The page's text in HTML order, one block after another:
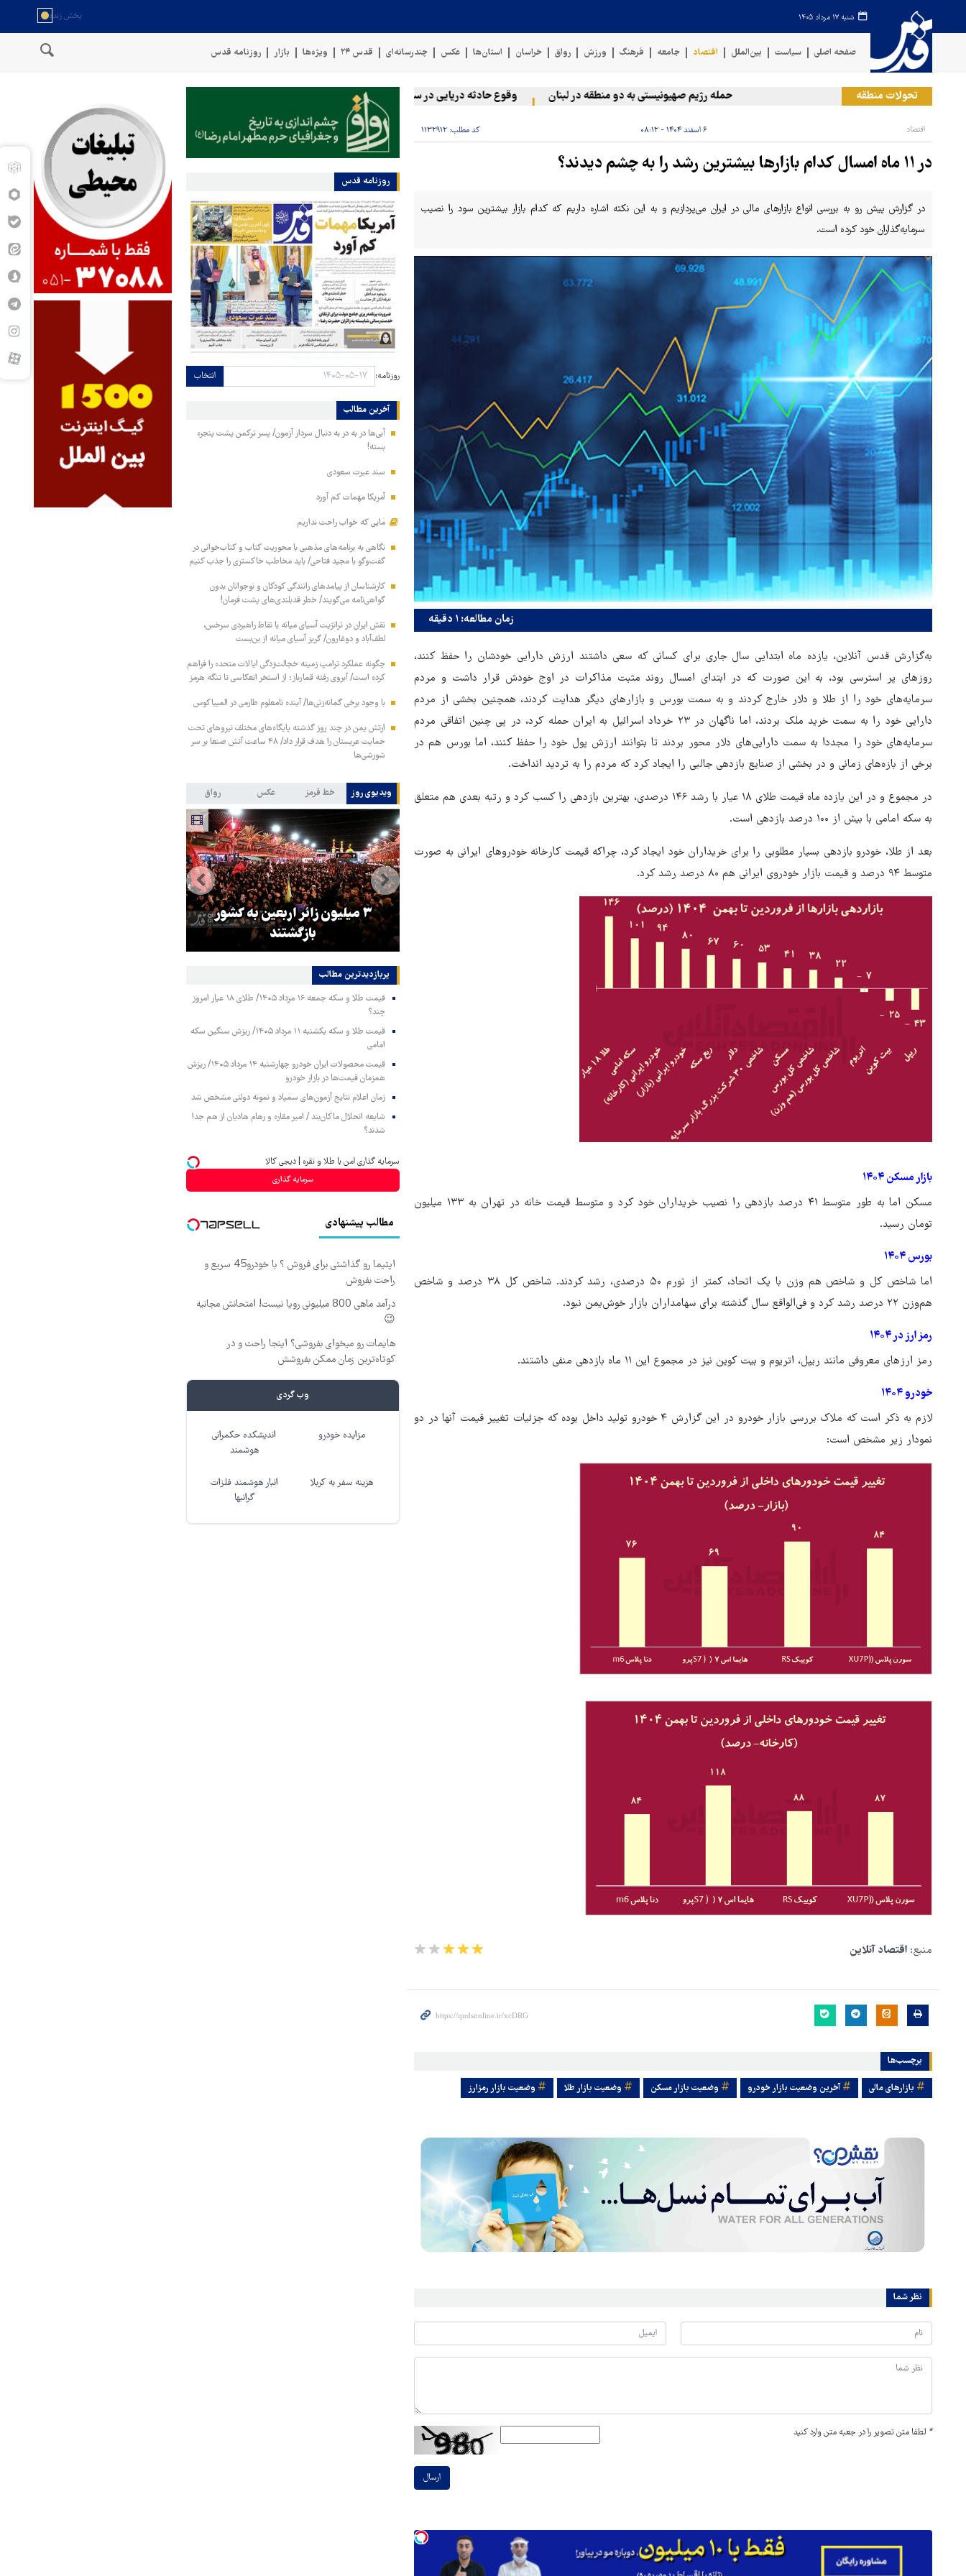
شنبه ۱۷ مرداد ۱۴۰۵
صفحه اصلی سیاست بین‌الملل اقتصاد جامعه فرهنگ ورزش رواق خراسان استان‌ها عکس چندرسانه‌ای قدس ۲۴ ویژه‌ها بازار روزنامه قدس
تحولات منطقه حمله رژیم صهیونیستی به دو منطقه در لبنان وقوع حادثه دریایی در سواحل عمان سخنگوی نیروهای مسلح یمن: کشتی نفتی عربستان را با موشک بالستیک هدف قرار
اقتصاد ۶ اسفند ۱۴۰۴ - ۰۸:۱۲ کد مطلب: ۱۱۳۲۹۱۲
در ۱۱ ماه امسال کدام بازارها بیشترین رشد را به چشم دیدند؟
در گزارش پیش رو به بررسی انواع بازارهای مالی در ایران می‌پردازیم و به این نکته اشاره داریم که کدام بازار بیشترین سود را نصیب
سرمایه‌گذاران خود کرده است.
زمان مطالعه: ۱ دقیقه
به‌گزارش قدس آنلاین، یازده ماه ابتدایی سال جاری برای کسانی که سعی داشتند ارزش دارایی خودشان را حفظ کنند،
روزهای پر استرسی بود، به این صورت که در ابتدای امسال روند مثبت مذاکرات در اوج خودش قرار داشت و مردم
سرمایه‌های خود را از طلا و دلار خارج کردند و به سمت بورس و بازارهای دیگر هدایت کردند، همچنین بخشی از مردم
دارایی خود را به سمت خرید ملک بردند، اما ناگهان در ۲۳ خرداد اسرائیل به ایران حمله کرد، در پی چنین اتفاقی مردم
سرمایه‌های خود را مجددا به سمت دارایی‌های دلار محور بردند تا بتوانند ارزش پول خود را حفظ کنند، اما بورس هم در
برخی از بازه‌های زمانی و در بخشی از صنایع بازدهی جالبی را ایجاد کرد که مردم را به تردید انداخت.
در مجموع و در این یازده ماه قیمت طلای ۱۸ عیار با رشد ۱۴۶ درصدی، بهترین بازدهی را کسب کرد و رتبه بعدی هم متعلق
به سکه امامی با بیش از ۱۰۰ درصد بازدهی است.
بعد از طلا، خودرو بازدهی بسیار مطلوبی را برای خریداران خود ایجاد کرد، چراکه قیمت کارخانه خودروهای ایرانی به صورت
متوسط ۹۴ درصد و قیمت بازار خودروی ایرانی هم ۸۰ درصد رشد کرد.
بازار مسکن ۱۴۰۴
مسکن اما به طور متوسط ۴۱ درصد بازدهی را نصیب خریداران خود کرد و متوسط قیمت خانه در تهران به ۱۳۳ میلیون
تومان رسید.
بورس ۱۴۰۴
اما شاخص کل و شاخص هم وزن با یک اتحاد، کمتر از تورم ۵۰ درصدی، رشد کردند. شاخص کل ۳۸ درصد و شاخص
هم‌وزن ۲۲ درصد رشد کرد و فی‌الواقع سال گذشته برای سهامداران بازار خوش‌یمن نبود.
رمز ارز در ۱۴۰۴
رمز ارزهای معروفی مانند ریپل، اتریوم و بیت کوین نیز در مجموع این ۱۱ ماه بازدهی منفی داشتند.
خودرو ۱۴۰۴
لازم به ذکر است که ملاک بررسی بازار خودرو در این گزارش ۴ خودرو تولید داخل بوده که جزئیات تغییر قیمت آنها در دو
نمودار زیر مشخص است:
منبع: اقتصاد آنلاین
برچسب‌ها
بازارهای مالی آخرین وضعیت بازار خودرو وضعیت بازار مسکن وضعیت بازار طلا وضعیت بازار رمزارز
نظر شما
* لطفا متن تصویر را در جعبه متن وارد کنید
ارسال
روزنامه قدس
روزنامه: انتخاب
آخرین مطالب
آبی‌ها در به در به دنبال سردار آزمون/ پسر ترکمن پشت پنجره
بسته!
سند عبرت سعودی
آمریکا مهمات کم آورد
مایی که خواب راحت نداریم
نگاهی به برنامه‌های مذهبی با محوریت کتاب و کتاب‌خوانی در
گفت‌وگو با مجید فتاحی/ باید مخاطب خاکستری را جذب کنیم
کارشناسان از پیامدهای رانندگی کودکان و نوجوانان بدون
گواهی‌نامه می‌گویند/ خطر قدبلندی‌های پشت فرمان!
نقش ایران در ترانزیت آسیای میانه با نقاط راهبردی سرخس،
لطف‌آباد و دوغارون/ گریز آسیای میانه از بن‌بست
چگونه عملکرد ترامپ زمینه خجالت‌زدگی ایالات متحده را فراهم
کرده است/ آبروی رفته قمارباز؛ از استخر انعکاسی تا تنگه هرمز
با وجود برخی گمانه‌زنی‌ها/ آینده نامعلوم طارمی در المپیاکوس
ارتش یمن در چند روز گذشته پایگاه‌های مختلف نیروهای تحت
حمایت عربستان را هدف قرار داد/ ۴۸ ساعت آتش صنعا بر سر
شورشی‌ها
ویدیوی روز خط قرمز عکس رواق
هماهنگی محور مقاومت، آمریکا را
در منطقه درمانده کرد
۳ میلیون زائر اربعین به کشور
بازگشتند
پربازدیدترین‌ مطالب
قیمت طلا و سکه جمعه ۱۶ مرداد ۱۴۰۵/ طلای ۱۸ عیار امروز
چند؟
قیمت طلا و سکه یکشنبه ۱۱ مرداد ۱۴۰۵/ ریزش سنگین سکه
امامی
قیمت محصولات ایران خودرو چهارشنبه ۱۴ مرداد ۱۴۰۵/ ریزش
همزمان قیمت‌ها در بازار خودرو
زمان اعلام نتایج آزمون‌های سمپاد و نمونه دولتی مشخص شد
شایعه انحلال ماکان‌بند / امیر مقاره و رهام هادیان از هم جدا
شدند؟
سرمایه گذاری امن با طلا و نقره | دیجی کالا
سرمایه گذاری
مطالب پیشنهادی
اپتیما رو گذاشتی برای فروش ؟ با خودرو45 سریع و
راحت بفروش
درآمد ماهی 800 میلیونی رویا نیست! امتحانش مجانیه
😉
هایمات رو میخوای بفروشی؟ اینجا راحت و در
کوتاه‌ترین زمان ممکن بفروشش
وب گردی
مزایده خودرو
اندیشکده حکمرانی
هوشمند
هزینه سفر به کربلا
انبار هوشمند فلزات
گرانبها